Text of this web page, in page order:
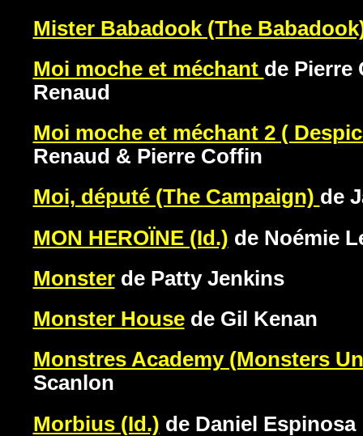
Mister Babadook (The
Moi moche et méchant de Pierre
Renaud
Moi moche et méchant 2 (
Renaud & Pierre Coffin
Moi, député (The Campaign) de
MON HEROÏNE (Id.) de Noémie
Monsterde Patty Jenkins
Monster Housede Gil Kenan
Monstres Academy (Monsters
Scanlon
Morbius (Id.) de Daniel Espinosa